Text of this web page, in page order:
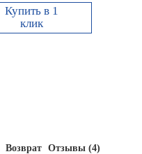
Купить в 1
клик
Возврат Отзывы (4)